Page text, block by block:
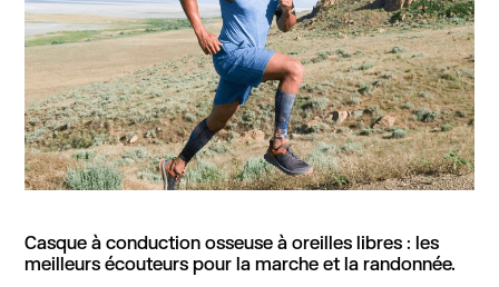
Casque à conduction osseuse à oreilles libres : les
meilleurs écouteurs pour la marche et la randonnée.